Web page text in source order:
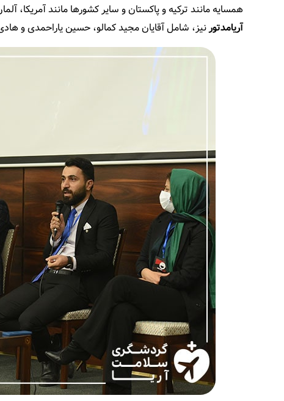
همسایه مانند ترکیه و پاکستان و سایر کشورها مانند آمریکا،
آریامدتورنیز، شامل آقایان مجید کمالو، حسین یاراحمدی و